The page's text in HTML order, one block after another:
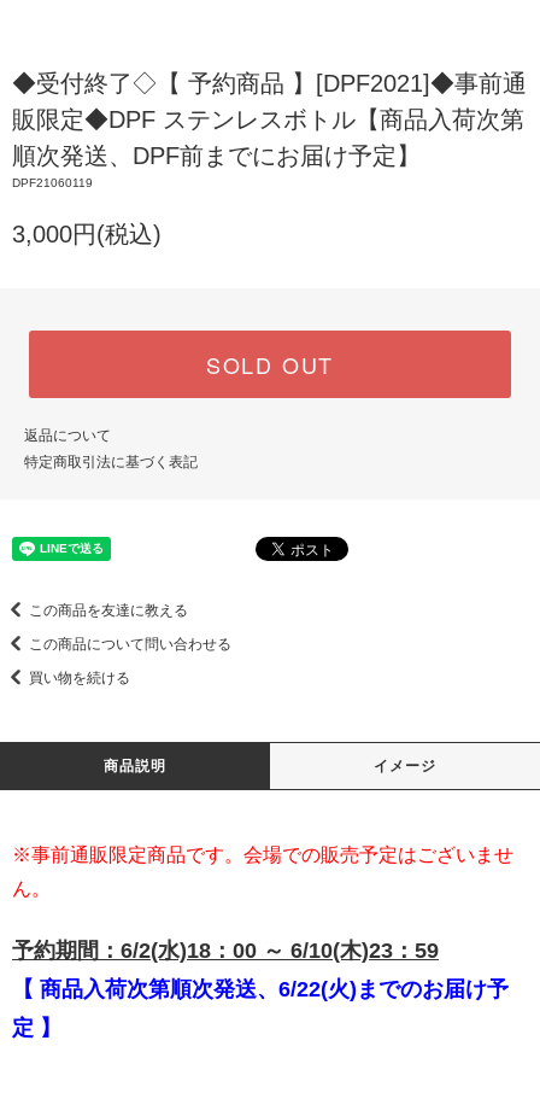
◆受付終了◇【 予約商品 】[DPF2021]◆事前通
販限定◆DPF ステンレスボトル【商品入荷次第
順次発送、DPF前までにお届け予定】
DPF21060119
3,000円(税込)
SOLD OUT
返品について
特定商取引法に基づく表記
この商品を友達に教える
この商品について問い合わせる
買い物を続ける
商品説明 イメージ
※事前通販限定商品です。会場での販売予定はございませ
ん。
予約期間：6/2(水)18：00 ～ 6/10(木)23：59
【 商品入荷次第順次発送、6/22(火)までのお届け予
定 】